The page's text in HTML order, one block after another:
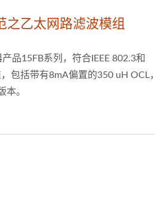
之乙太网路滤波模组
品15FB系列，符合IEEE 802.3和
包括带有8mA偏置的350 uH OCL，
本。